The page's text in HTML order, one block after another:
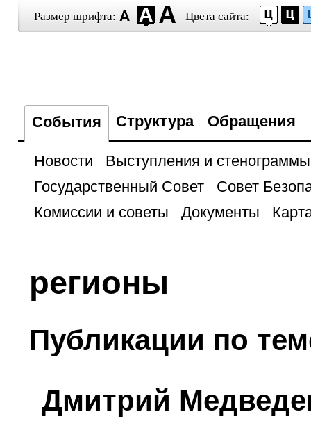
Размер шрифта: Цвета сайта:
События Структура Обращения
Новости
Выступления и стенограммы
Государственный Совет
Совет
Комиссии и советы
Документы
регионы
Публикации по
Дмитрий